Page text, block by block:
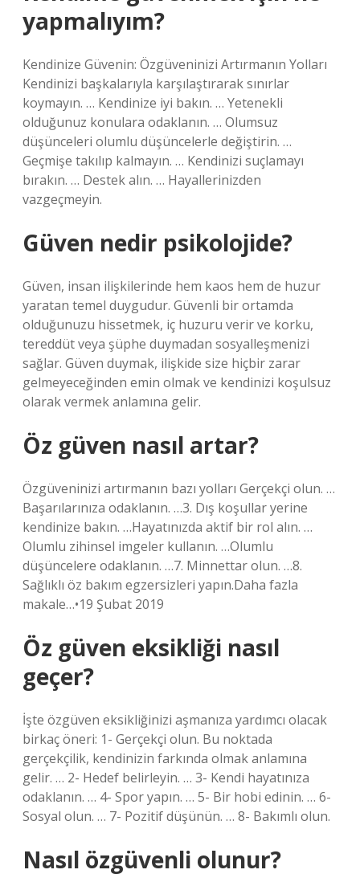
yapmalıyım?
Kendinize Güvenin: Özgüveninizi Artırmanın Yolları
Kendinizi başkalarıyla karşılaştırarak sınırlar
koymayın. … Kendinize iyi bakın. … Yetenekli
olduğunuz konulara odaklanın. … Olumsuz
düşünceleri olumlu düşüncelerle değiştirin. …
Geçmişe takılıp kalmayın. … Kendinizi suçlamayı
bırakın. … Destek alın. … Hayallerinizden
vazgeçmeyin.
Güven nedir psikolojide?
Güven, insan ilişkilerinde hem kaos hem de huzur
yaratan temel duygudur. Güvenli bir ortamda
olduğunuzu hissetmek, iç huzuru verir ve korku,
tereddüt veya şüphe duymadan sosyalleşmenizi
sağlar. Güven duymak, ilişkide size hiçbir zarar
gelmeyeceğinden emin olmak ve kendinizi koşulsuz
olarak vermek anlamına gelir.
Öz güven nasıl artar?
Özgüveninizi artırmanın bazı yolları Gerçekçi olun. …
Başarılarınıza odaklanın. …3. Dış koşullar yerine
kendinize bakın. …Hayatınızda aktif bir rol alın. …
Olumlu zihinsel imgeler kullanın. …Olumlu
düşüncelere odaklanın. …7. Minnettar olun. …8.
Sağlıklı öz bakım egzersizleri yapın.Daha fazla
makale…•19 Şubat 2019
Öz güven eksikliği nasıl
geçer?
İşte özgüven eksikliğinizi aşmanıza yardımcı olacak
birkaç öneri: 1- Gerçekçi olun. Bu noktada
gerçekçilik, kendinizin farkında olmak anlamına
gelir. … 2- Hedef belirleyin. … 3- Kendi hayatınıza
odaklanın. … 4- Spor yapın. … 5- Bir hobi edinin. … 6-
Sosyal olun. … 7- Pozitif düşünün. … 8- Bakımlı olun.
Nasıl özgüvenli olunur?